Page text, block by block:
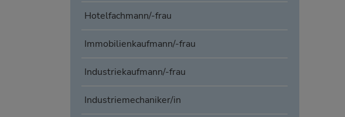
Hotelfachmann/-frau
Immobilienkaufmann/-frau
Industriekaufmann/-frau
Industriemechaniker/in